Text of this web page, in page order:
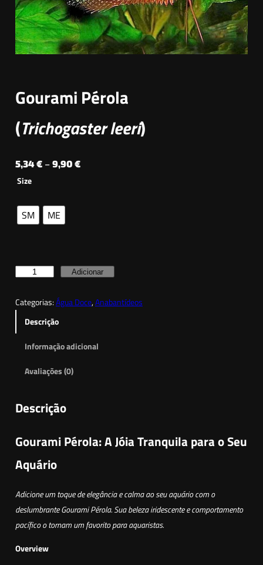
Gourami Pérola
(Trichogaster leeri)
5,34€ – 9,90 €P
a
g
5
u
Size
SM ME
a
t
e
e
o
m
i
Adicionar
Categorias:Água Doce, Anabantídeos
Descrição
Informação adicional
Avaliações (0)
Descrição
Gourami Pérola: A Jóia Tranquila para o Seu
Aquário
Adicione um toque de elegância e calma ao seu aquário com o
deslumbrante Gourami Pérola. Sua beleza iridescente e comportamento
pacífico o tornam um favorito para aquaristas.
Overview